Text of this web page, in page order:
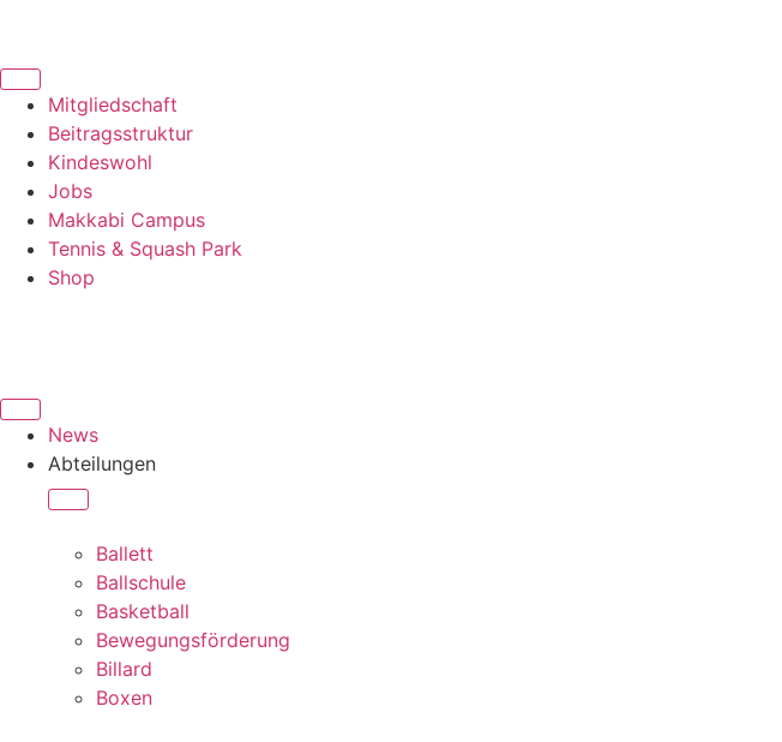
Mitgliedschaft
Beitragsstruktur
Kindeswohl
Jobs
Makkabi Campus
Tennis & Squash Park
Shop
News
Abteilungen
Ballett
Ballschule
Basketball
Bewegungsförderung
Billard
Boxen